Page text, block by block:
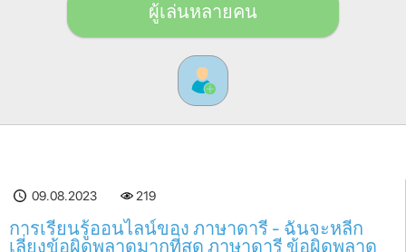
ผู้เล่นหลายคน
09.08.2023 219
การเรียนรู้ออนไลน์ของ ภาษาดารี - ฉันจะหลีก
เลี่ยงข้อผิดพลาดมากที่สุด ภาษาดารี ข้อผิดพลาด